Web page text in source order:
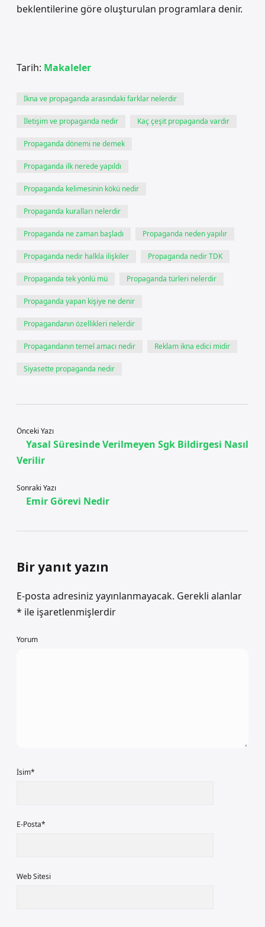
beklentilerine göre oluşturulan programlara denir.
Tarih: Makaleler
İkna ve propaganda arasındaki farklar nelerdir
İletişim ve propaganda nedir Kaç çeşit propaganda vardır
Propaganda dönemi ne demek
Propaganda ilk nerede yapıldı
Propaganda kelimesinin kökü nedir
Propaganda kuralları nelerdir
Propaganda ne zaman başladı Propaganda neden yapılır
Propaganda nedir halkla ilişkiler Propaganda nedir TDK
Propaganda tek yönlü mü Propaganda türleri nelerdir
Propaganda yapan kişiye ne denir
Propagandanın özellikleri nelerdir
Propagandanın temel amacı nedir Reklam ikna edici midir
Siyasette propaganda nedir
Önceki Yazı
Yasal Süresinde Verilmeyen Sgk Bildirgesi Nasıl
Verilir
Sonraki Yazı
Emir Görevi Nedir
Bir yanıt yazın
E-posta adresiniz yayınlanmayacak. Gerekli alanlar
* ile işaretlenmişlerdir
Yorum
İsim*
E-Posta*
Web Sitesi